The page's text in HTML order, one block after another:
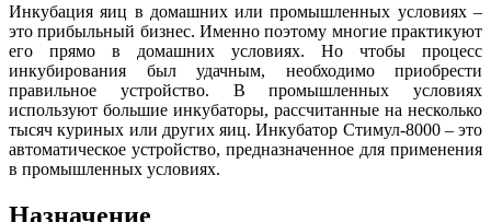
Инкубация яиц в домашних или промышленных условиях –
это прибыльный бизнес. Именно поэтому многие практикуют
его прямо в домашних условиях. Но чтобы процесс
инкубирования был удачным, необходимо приобрести
правильное устройство. В промышленных условиях
используют большие инкубаторы, рассчитанные на несколько
тысяч куриных или других яиц. Инкубатор Стимул-8000 – это
автоматическое устройство, предназначенное для применения
в промышленных условиях.
Назначение